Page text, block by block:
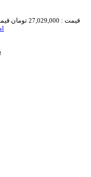
قیمت : 27,029,000 تومان